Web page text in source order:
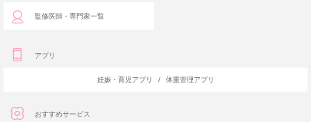
監修医師・専門家一覧
アプリ
妊娠・育児アプリ / 体重管理アプリ
おすすめサービス